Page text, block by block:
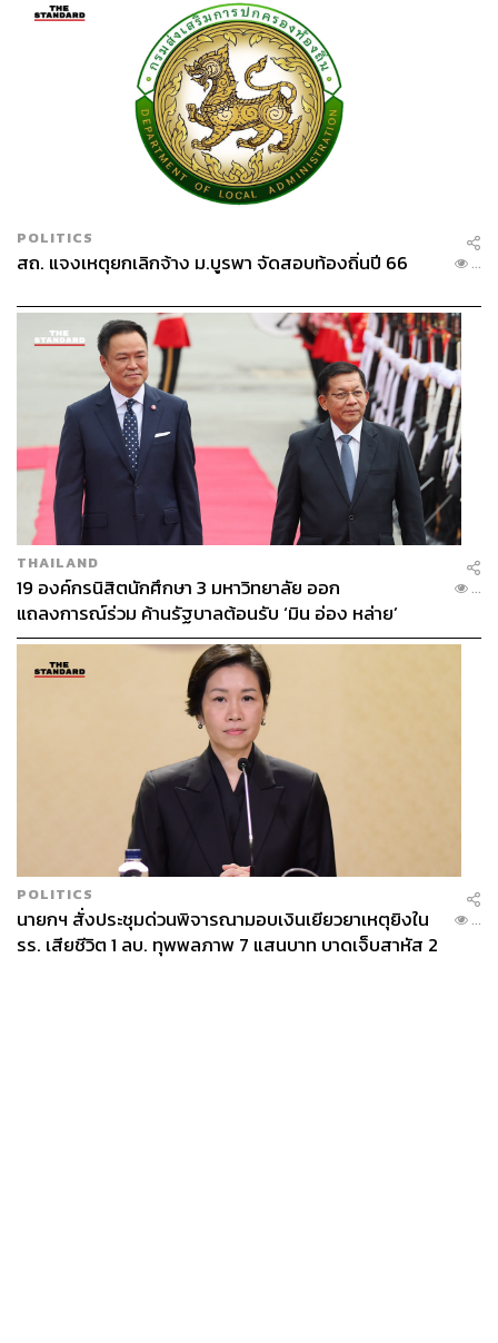
ABOUT THE AUTHOR
จิรันธนิน กมลเลิศ
Content Creator ประจำ THE STANDARD
WEALTH
POLITICS
สถ. แจงเหตุยกเลิกจ้าง ม.บูรพา จัดสอบท้องถิ่นปี 66 ...
THAILAND
19 องค์กรนิสิตนักศึกษา 3 มหาวิทยาลัย ออก
แถลงการณ์ร่วม ค้านรัฐบาลต้อนรับ ‘มิน อ่อง หล่าย’
...
POLITICS
นายกฯ สั่งประชุมด่วนพิจารณามอบเงินเยียวยาเหตุยิงใน
รร. เสียชีวิต 1 ลบ. ทุพพลภาพ 7 แสนบาท บาดเจ็บสาหัส 2
...